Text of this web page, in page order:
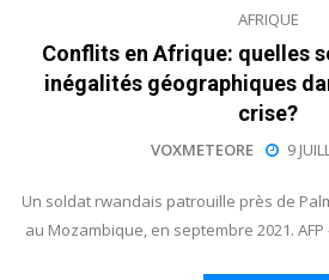
AFRIQUE
Conflits en Afrique: quelles
inégalités géographiques
crise?
VOXMETEORE 9
Un soldat rwandais patrouille près de
au Mozambique, en septembre 2021. AFP